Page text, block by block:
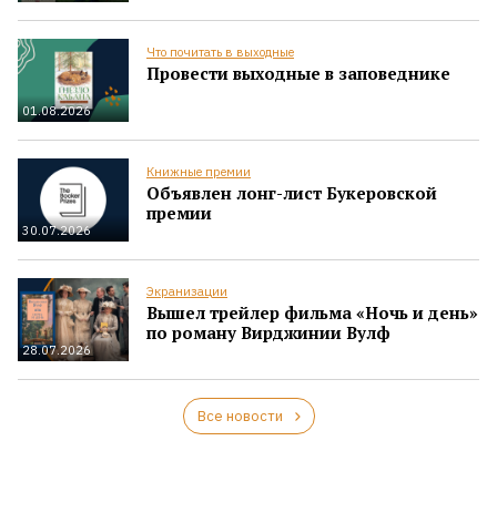
01.08.2026
Что почитать в выходные
Провести выходные в заповеднике
30.07.2026
Книжные премии
Объявлен лонг-лист Букеровской
премии
28.07.2026
Экранизации
Вышел трейлер фильма «Ночь и день»
по роману Вирджинии Вулф
Все новости